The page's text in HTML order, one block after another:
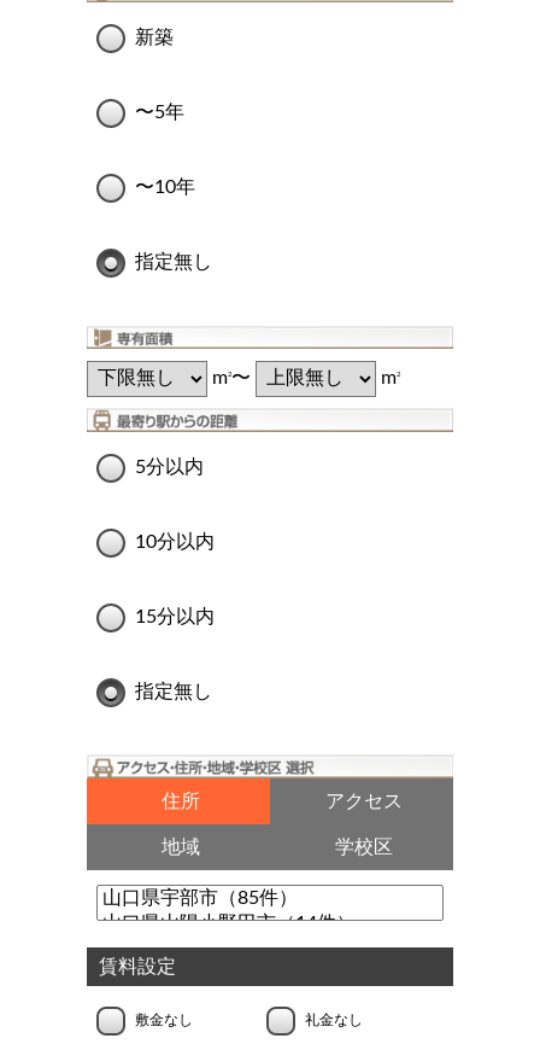
新築
〜5年
〜10年
指定無し
m2〜 m2
5分以内
10分以内
15分以内
指定無し
住所 アクセス
地域 学校区
賃料設定
敷金なし 礼金なし